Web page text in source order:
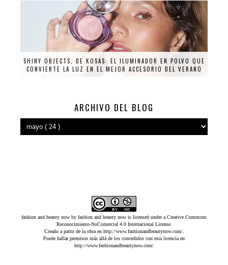
SHINY OBJECTS, DE KOSAS: EL ILUMINADOR EN POLVO QUE
CONVIERTE LA LUZ EN EL MEJOR ACCESORIO DEL VERANO
ARCHIVO DEL BLOG
fashion and beauty now by fashion and beauty now is licensed under a Creative Commons
Reconocimiento-NoComercial 4.0 Internacional License.
Creado a partir de la obra en http://www.fashionandbeautynow.com/.
Puede hallar permisos más allá de los concedidos con esta licencia en
http://www.fashionandbeautynow.com/